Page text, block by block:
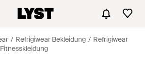
Refrigiwear Bekleidung
Refrigiwear